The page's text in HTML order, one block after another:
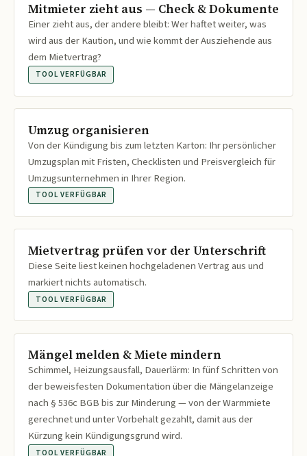
Mitmieter zieht aus — Check & Dokumente
Einer zieht aus, der andere bleibt: Wer haftet weiter, was
wird aus der Kaution, und wie kommt der Ausziehende aus
dem Mietvertrag?
TOOL VERFÜGBAR
Umzug organisieren
Von der Kündigung bis zum letzten Karton: Ihr persönlicher
Umzugsplan mit Fristen, Checklisten und Preisvergleich für
Umzugsunternehmen in Ihrer Region.
TOOL VERFÜGBAR
Mietvertrag prüfen vor der Unterschrift
Diese Seite liest keinen hochgeladenen Vertrag aus und
markiert nichts automatisch.
TOOL VERFÜGBAR
Mängel melden & Miete mindern
Schimmel, Heizungsausfall, Dauerlärm: In fünf Schritten von
der beweisfesten Dokumentation über die Mängelanzeige
nach § 536c BGB bis zur Minderung — von der Warmmiete
gerechnet und unter Vorbehalt gezahlt, damit aus der
Kürzung kein Kündigungsgrund wird.
TOOL VERFÜGBAR